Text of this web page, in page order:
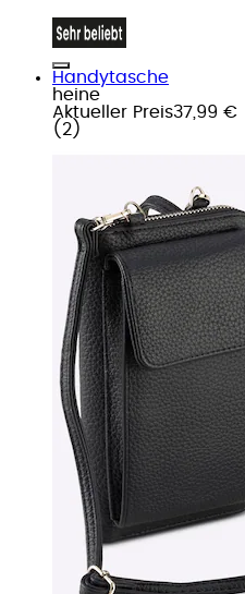
Handytasche
heine
Aktueller Preis37,99 €
( 2 )